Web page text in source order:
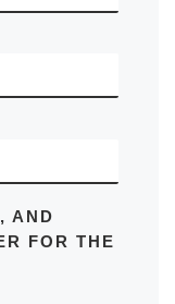
AND
FOR THE